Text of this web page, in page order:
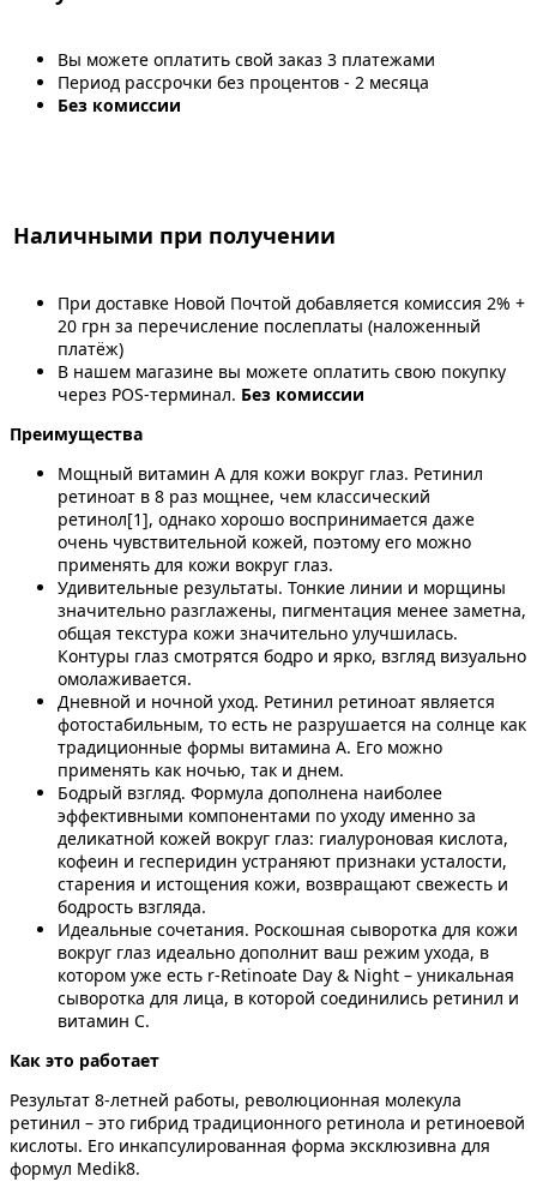
Вы можете оплатить свой заказ 3 платежами
Период рассрочки без процентов - 2 месяца
Без комиссии
Наличными при получении
При доставке Новой Почтой добавляется комиссия 2% +
20 грн за перечисление послеплаты (наложенный
платёж)
В нашем магазине вы можете оплатить свою покупку
через POS-терминал. Без комиссии
Преимущества
Мощный витамин А для кожи вокруг глаз. Ретинил
ретиноат в 8 раз мощнее, чем классический
ретинол[1], однако хорошо воспринимается даже
очень чувствительной кожей, поэтому его можно
применять для кожи вокруг глаз.
Удивительные результаты. Тонкие линии и морщины
значительно разглажены, пигментация менее заметна,
общая текстура кожи значительно улучшилась.
Контуры глаз смотрятся бодро и ярко, взгляд визуально
омолаживается.
Дневной и ночной уход. Ретинил ретиноат является
фотостабильным, то есть не разрушается на солнце как
традиционные формы витамина А. Его можно
применять как ночью, так и днем.
Бодрый взгляд. Формула дополнена наиболее
эффективными компонентами по уходу именно за
деликатной кожей вокруг глаз: гиалуроновая кислота,
кофеин и гесперидин устраняют признаки усталости,
старения и истощения кожи, возвращают свежесть и
бодрость взгляда.
Идеальные сочетания. Роскошная сыворотка для кожи
вокруг глаз идеально дополнит ваш режим ухода, в
котором уже есть r-Retinoate Day & Night – уникальная
сыворотка для лица, в которой соединились ретинил и
витамин С.
Как это работает
Результат 8-летней работы, революционная молекула
ретинил – это гибрид традиционного ретинола и ретиноевой
кислоты. Его инкапсулированная форма эксклюзивна для
формул Medik8.